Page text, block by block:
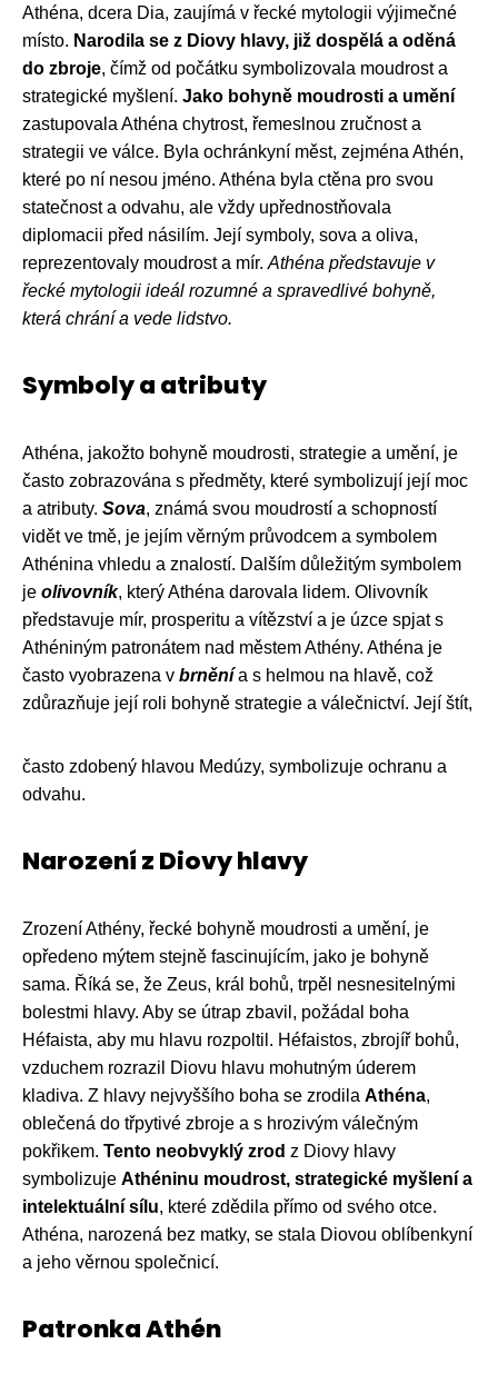
Athéna, dcera Dia, zaujímá v řecké mytologii výjimečné
místo. Narodila se z Diovy hlavy, již dospělá a oděná
do zbroje, čímž od počátku symbolizovala moudrost a
strategické myšlení. Jako bohyně moudrosti a umění
zastupovala Athéna chytrost, řemeslnou zručnost a
strategii ve válce. Byla ochránkyní měst, zejména Athén,
které po ní nesou jméno. Athéna byla ctěna pro svou
statečnost a odvahu, ale vždy upřednostňovala
diplomacii před násilím. Její symboly, sova a oliva,
reprezentovaly moudrost a mír. Athéna představuje v
řecké mytologii ideál rozumné a spravedlivé bohyně,
která chrání a vede lidstvo.
Symboly a atributy
Athéna, jakožto bohyně moudrosti, strategie a umění, je
často zobrazována s předměty, které symbolizují její moc
a atributy. Sova, známá svou moudrostí a schopností
vidět ve tmě, je jejím věrným průvodcem a symbolem
Athénina vhledu a znalostí. Dalším důležitým symbolem
je olivovník, který Athéna darovala lidem. Olivovník
představuje mír, prosperitu a vítězství a je úzce spjat s
Athéniným patronátem nad městem Athény. Athéna je
často vyobrazena v brněnía s helmou na hlavě, což
zdůrazňuje její roli bohyně strategie a válečnictví. Její štít,
často zdobený hlavou Medúzy, symbolizuje ochranu a
odvahu.
Narození z Diovy hlavy
Zrození Athény, řecké bohyně moudrosti a umění, je
opředeno mýtem stejně fascinujícím, jako je bohyně
sama. Říká se, že Zeus, král bohů, trpěl nesnesitelnými
bolestmi hlavy. Aby se útrap zbavil, požádal boha
Héfaista, aby mu hlavu rozpoltil. Héfaistos, zbrojíř bohů,
vzduchem rozrazil Diovu hlavu mohutným úderem
kladiva. Z hlavy nejvyššího boha se zrodila Athéna,
oblečená do třpytivé zbroje a s hrozivým válečným
pokřikem. Tento neobvyklý zrod z Diovy hlavy
symbolizuje Athéninu moudrost, strategické myšlení a
intelektuální sílu, které zdědila přímo od svého otce.
Athéna, narozená bez matky, se stala Diovou oblíbenkyní
a jeho věrnou společnicí.
Patronka Athén